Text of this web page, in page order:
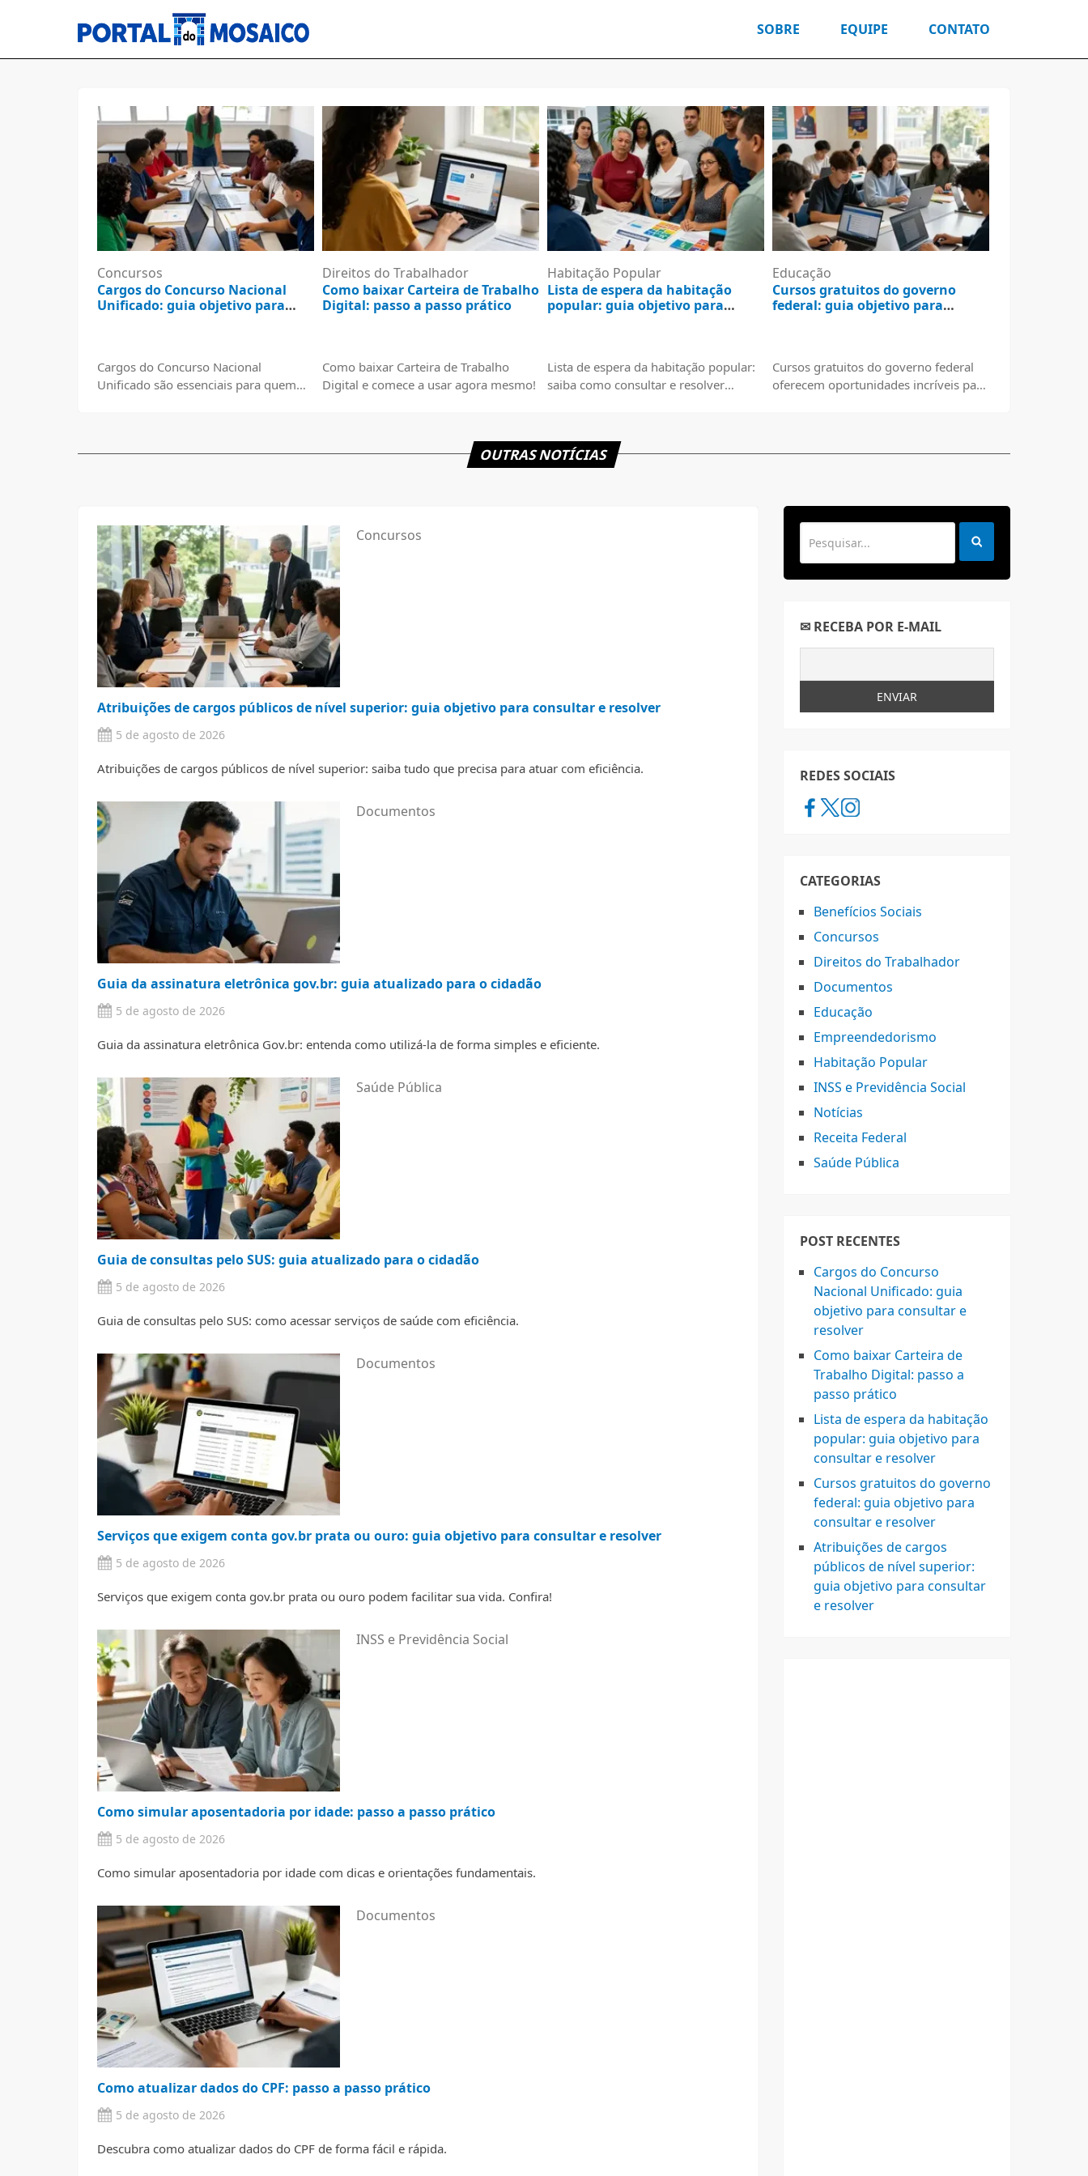
SOBRE EQUIPE CONTATO
Concursos
Cargos do Concurso Nacional
Unificado: guia objetivo para
Cargos do Concurso Nacional
Unificado são essenciais para quem
Direitos do Trabalhador
Como baixar Carteira de Trabalho
Digital: passo a passo prático
Como baixar Carteira de Trabalho
Digital e comece a usar agora mesmo!
Habitação Popular
Lista de espera da habitação
popular: guia objetivo para
Lista de espera da habitação popular:
saiba como consultar e resolver
Educação
Cursos gratuitos do governo
federal: guia objetivo para
Cursos gratuitos do governo federal
oferecem oportunidades incríveis para
OUTRAS NOTÍCIAS
Concursos
Atribuições de cargos públicos de nível superior: guia objetivo para consultar e resolver
5 de agosto de 2026
Atribuições de cargos públicos de nível superior: saiba tudo que precisa para atuar com eficiência.
Documentos
Guia da assinatura eletrônica gov.br: guia atualizado para o cidadão
5 de agosto de 2026
Guia da assinatura eletrônica Gov.br: entenda como utilizá-la de forma simples e eficiente.
Saúde Pública
Guia de consultas pelo SUS: guia atualizado para o cidadão
5 de agosto de 2026
Guia de consultas pelo SUS: como acessar serviços de saúde com eficiência.
Documentos
Serviços que exigem conta gov.br prata ou ouro: guia objetivo para consultar e resolver
5 de agosto de 2026
Serviços que exigem conta gov.br prata ou ouro podem facilitar sua vida. Confira!
INSS e Previdência Social
Como simular aposentadoria por idade: passo a passo prático
5 de agosto de 2026
Como simular aposentadoria por idade com dicas e orientações fundamentais.
Documentos
Como atualizar dados do CPF: passo a passo prático
5 de agosto de 2026
Descubra como atualizar dados do CPF de forma fácil e rápida.
✉ RECEBA POR E-MAIL
REDES SOCIAIS
CATEGORIAS
Benefícios Sociais
Concursos
Direitos do Trabalhador
Documentos
Educação
Empreendedorismo
Habitação Popular
INSS e Previdência Social
Notícias
Receita Federal
Saúde Pública
POST RECENTES
Cargos do Concurso
Nacional Unificado: guia
objetivo para consultar e
resolver
Como baixar Carteira de
Trabalho Digital: passo a
passo prático
Lista de espera da habitação
popular: guia objetivo para
consultar e resolver
Cursos gratuitos do governo
federal: guia objetivo para
consultar e resolver
Atribuições de cargos
públicos de nível superior:
guia objetivo para consultar
e resolver